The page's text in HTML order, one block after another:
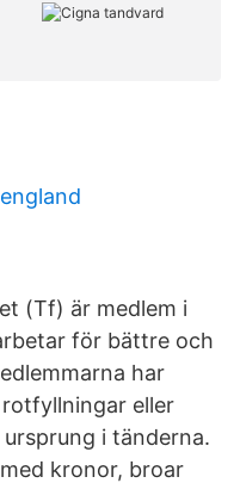
(Tf) är medlem i
för bättre och
har
eller
i tänderna.
kronor, broar